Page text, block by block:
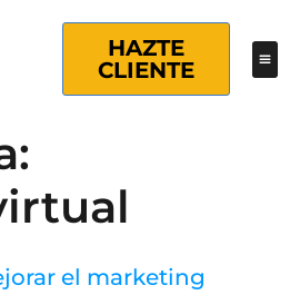
HAZTE
CLIENTE
el marketing